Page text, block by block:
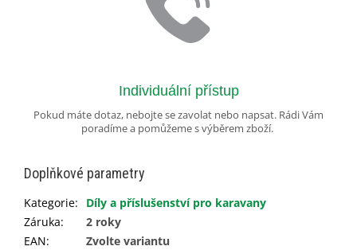
Individuální přístup
Pokud máte dotaz, nebojte se zavolat nebo napsat. Rádi Vám
poradíme a pomůžeme s výběrem zboží.
Doplňkové parametry
Kategorie:
Díly a příslušenství pro karavany
Záruka:
2 roky
EAN: Zvolte variantu